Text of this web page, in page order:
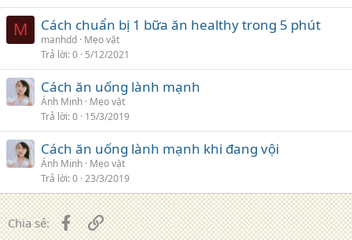
M Cách chuẩn bị 1 bữa ăn healthy trong 5 phút
manhdd Mẹo vặt
Trả lời 0 5/12/2021
Cách ăn uống lành mạnh
Ánh Minh Mẹo vặt
Trả lời 0 15/3/2019
Cách ăn uống lành mạnh khi đang vội
Ánh Minh Mẹo vặt
Trả lời 0 23/3/2019
Chia sẻ: FacebookLiên kết